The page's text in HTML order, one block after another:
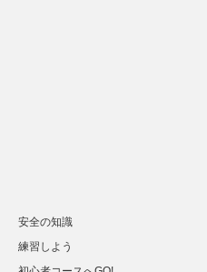
安全の知識
練習しよう